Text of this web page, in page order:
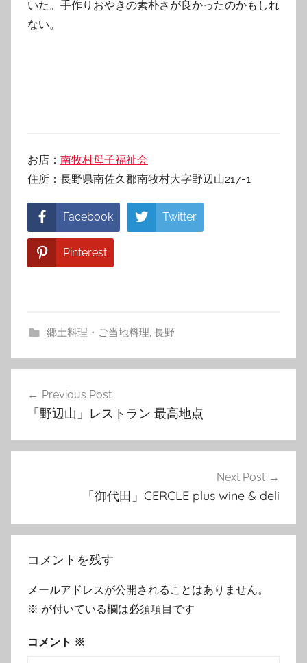
いた。手作りおやきの素朴さが良かったのかもしれ
ない。
お店： 南牧村母子福祉会
住所：長野県南佐久郡南牧村大字野辺山217-1
Facebook Twitter
Pinterest
郷土料理・ご当地料理 長野
ビ
シ
Previous Post
「野辺山」レストラン 最高地点
Next Post
「御代田」CERCLE plus wine & deli
コメントを残す
メールアドレスが公開されることはありません。
※ が付いている欄は必須項目です
コメント ※